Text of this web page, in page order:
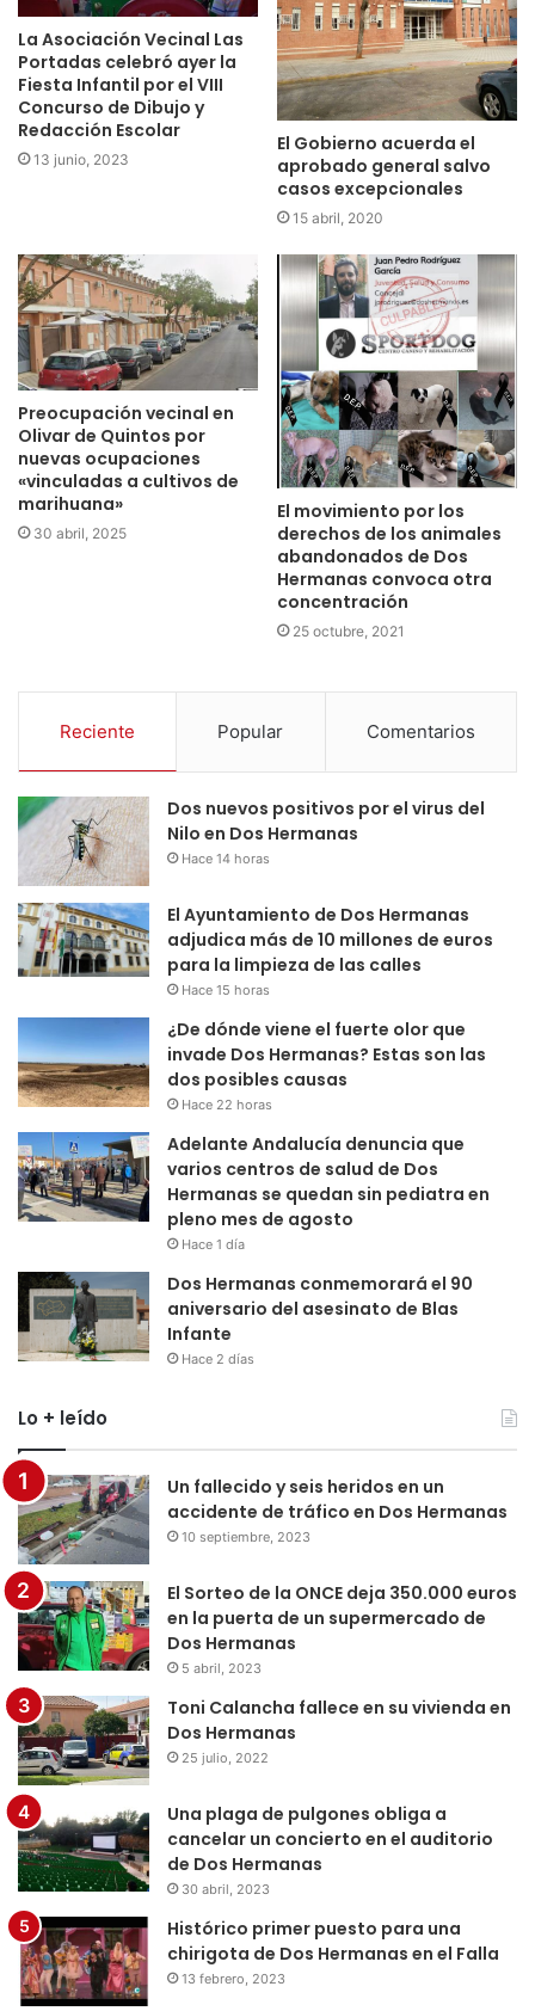
La Asociación Vecinal Las
Portadas celebró ayer la
Fiesta Infantil por el VIII
Concurso de Dibujo y
Redacción Escolar
13 junio, 2023
El Gobierno acuerda el
aprobado general salvo
casos excepcionales
15 abril, 2020
Preocupación vecinal en
Olivar de Quintos por
nuevas ocupaciones
«vinculadas a cultivos de
marihuana»
30 abril, 2025
El movimiento por los
derechos de los animales
abandonados de Dos
Hermanas convoca otra
concentración
25 octubre, 2021
Reciente Popular Comentarios
Dos nuevos positivos por el virus del
Nilo en Dos Hermanas
Hace 14 horas
El Ayuntamiento de Dos Hermanas
adjudica más de 10 millones de euros
para la limpieza de las calles
Hace 15 horas
¿De dónde viene el fuerte olor que
invade Dos Hermanas? Estas son las
dos posibles causas
Hace 22 horas
Adelante Andalucía denuncia que
varios centros de salud de Dos
Hermanas se quedan sin pediatra en
pleno mes de agosto
Hace 1 día
Dos Hermanas conmemorará el 90
aniversario del asesinato de Blas
Infante
Hace 2 días
Lo + leído
Un fallecido y seis heridos en un
accidente de tráfico en Dos Hermanas
10 septiembre, 2023
El Sorteo de la ONCE deja 350.000 euros
en la puerta de un supermercado de
Dos Hermanas
5 abril, 2023
Toni Calancha fallece en su vivienda en
Dos Hermanas
25 julio, 2022
Una plaga de pulgones obliga a
cancelar un concierto en el auditorio
de Dos Hermanas
30 abril, 2023
Histórico primer puesto para una
chirigota de Dos Hermanas en el Falla
13 febrero, 2023